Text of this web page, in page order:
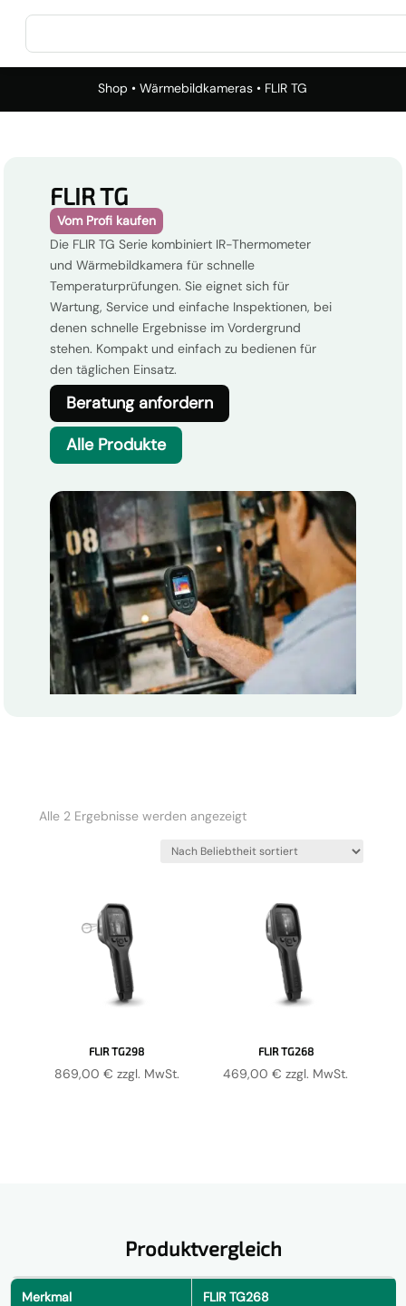
Shop •Wärmebildkameras • FLIR TG
FLIR TG
Vom Profi kaufen
Die FLIR TG Serie kombiniert IR-Thermometer
und Wärmebildkamera für schnelle
Temperaturprüfungen. Sie eignet sich für
Wartung, Service und einfache Inspektionen, bei
denen schnelle Ergebnisse im Vordergrund
stehen. Kompakt und einfach zu bedienen für
den täglichen Einsatz.
Beratung anfordern
Alle Produkte
Alle 2 Ergebnisse werden angezeigtNach
sortiert
FLIR TG298
869,00 € zzgl. MwSt.
FLIR TG268
469,00€ zzgl. MwSt.
Produktvergleich
Merkmal FLIR TG268